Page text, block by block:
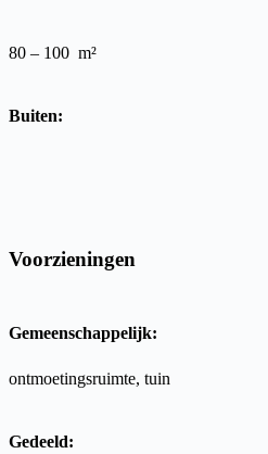
80 – 100 m²
Buiten:
Voorzieningen
Gemeenschappelijk:
ontmoetingsruimte, tuin
Gedeeld: